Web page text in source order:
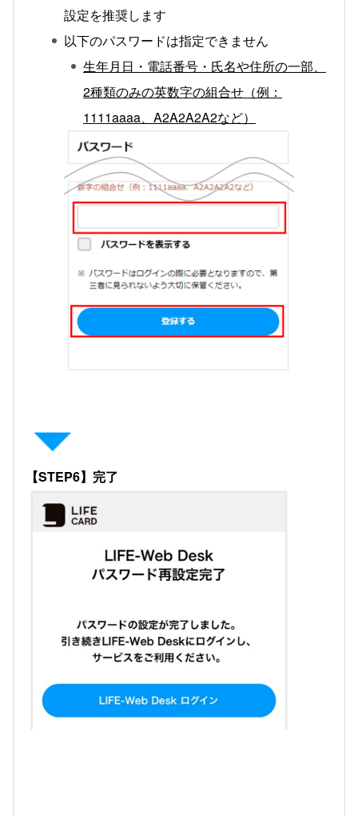
設定を推奨します
以下のパスワードは指定できません
生年月日・電話番号・氏名や住所の一部、
2種類のみの英数字の組合せ（例：
1111aaaa、A2A2A2A2など）
【STEP6】完了